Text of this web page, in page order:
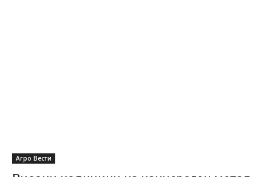
Агро Вести